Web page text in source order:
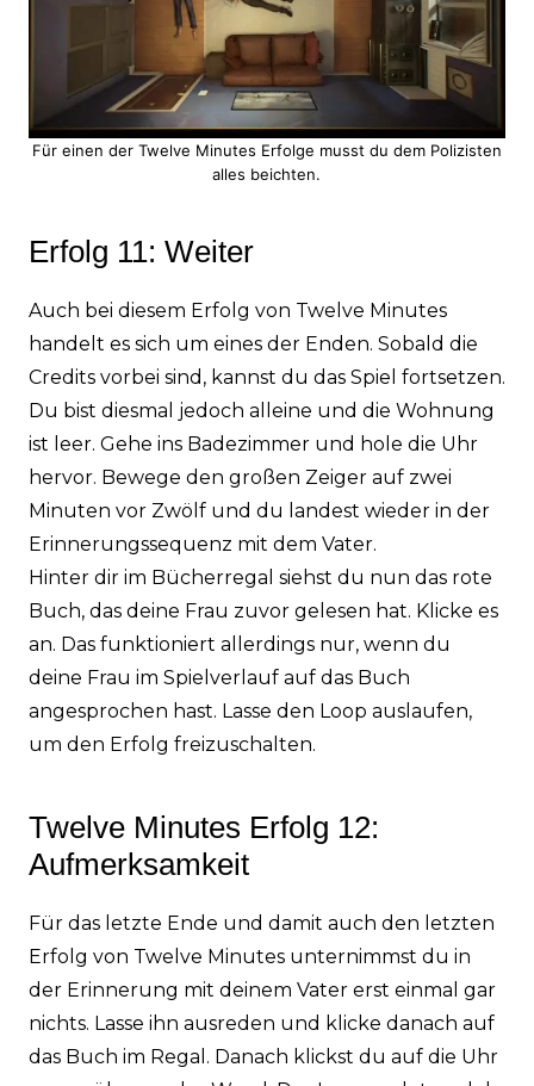
Für einen der Twelve Minutes Erfolge musst du dem Polizisten
alles beichten.
Erfolg 11: Weiter
Auch bei diesem Erfolg von Twelve Minutes
handelt es sich um eines der Enden. Sobald die
Credits vorbei sind, kannst du das Spiel fortsetzen.
Du bist diesmal jedoch alleine und die Wohnung
ist leer. Gehe ins Badezimmer und hole die Uhr
hervor. Bewege den großen Zeiger auf zwei
Minuten vor Zwölf und du landest wieder in der
Erinnerungssequenz mit dem Vater.
Hinter dir im Bücherregal siehst du nun das rote
Buch, das deine Frau zuvor gelesen hat. Klicke es
an. Das funktioniert allerdings nur, wenn du
deine Frau im Spielverlauf auf das Buch
angesprochen hast. Lasse den Loop auslaufen,
um den Erfolg freizuschalten.
Twelve Minutes Erfolg 12:
Aufmerksamkeit
Für das letzte Ende und damit auch den letzten
Erfolg von Twelve Minutes unternimmst du in
der Erinnerung mit deinem Vater erst einmal gar
nichts. Lasse ihn ausreden und klicke danach auf
das Buch im Regal. Danach klickst du auf die Uhr